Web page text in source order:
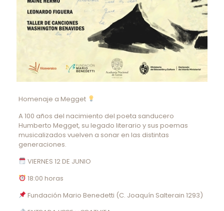
Homenaje a Megget
A 100 años del nacimiento del poeta sanducero
Humberto Megget, su legado literario y sus poemas
musicalizados vuelven a sonar en las distintas
generaciones.
VIERNES 12 DE JUNIO
18:00 horas
Fundación Mario Benedetti (C. Joaquín Salterain 1293)